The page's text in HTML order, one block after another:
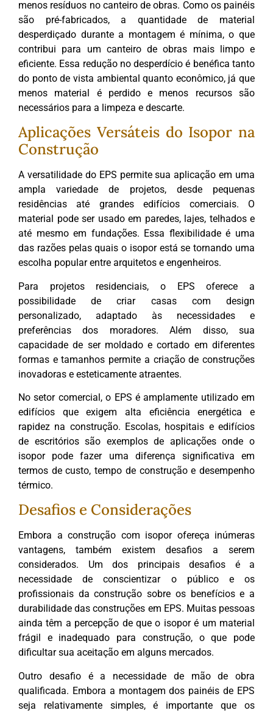
menos resíduos no canteiro de obras. Como os painéis
são pré-fabricados, a quantidade de material
desperdiçado durante a montagem é mínima, o que
contribui para um canteiro de obras mais limpo e
eficiente. Essa redução no desperdício é benéfica tanto
do ponto de vista ambiental quanto econômico, já que
menos material é perdido e menos recursos são
necessários para a limpeza e descarte.
Aplicações Versáteis do Isopor na
Construção
A versatilidade do EPS permite sua aplicação em uma
ampla variedade de projetos, desde pequenas
residências até grandes edifícios comerciais. O
material pode ser usado em paredes, lajes, telhados e
até mesmo em fundações. Essa flexibilidade é uma
das razões pelas quais o isopor está se tornando uma
escolha popular entre arquitetos e engenheiros.
Para projetos residenciais, o EPS oferece a
possibilidade de criar casas com design
personalizado, adaptado às necessidades e
preferências dos moradores. Além disso, sua
capacidade de ser moldado e cortado em diferentes
formas e tamanhos permite a criação de construções
inovadoras e esteticamente atraentes.
No setor comercial, o EPS é amplamente utilizado em
edifícios que exigem alta eficiência energética e
rapidez na construção. Escolas, hospitais e edifícios
de escritórios são exemplos de aplicações onde o
isopor pode fazer uma diferença significativa em
termos de custo, tempo de construção e desempenho
térmico.
Desafios e Considerações
Embora a construção com isopor ofereça inúmeras
vantagens, também existem desafios a serem
considerados. Um dos principais desafios é a
necessidade de conscientizar o público e os
profissionais da construção sobre os benefícios e a
durabilidade das construções em EPS. Muitas pessoas
ainda têm a percepção de que o isopor é um material
frágil e inadequado para construção, o que pode
dificultar sua aceitação em alguns mercados.
Outro desafio é a necessidade de mão de obra
qualificada. Embora a montagem dos painéis de EPS
seja relativamente simples, é importante que os